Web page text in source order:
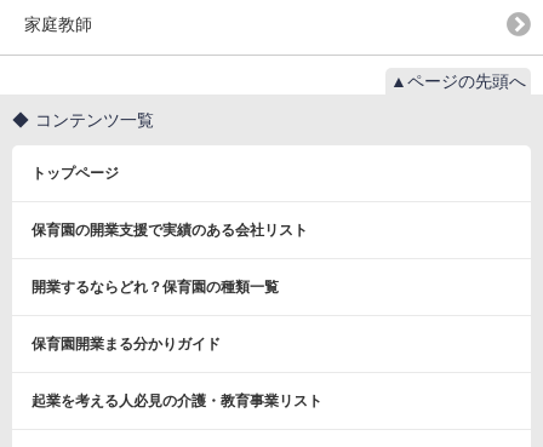
家庭教師
▲ページの先頭へ
コンテンツ一覧
トップページ
保育園の開業支援で実績のある会社リスト
開業するならどれ？保育園の種類一覧
保育園開業まる分かりガイド
起業を考える人必見の介護・教育事業リスト